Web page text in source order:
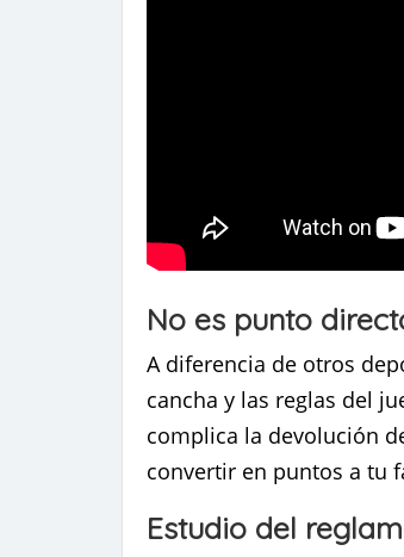
No es punto
A diferencia de otros
cancha y las reglas del
complica la devolución
convertir en puntos a tu
Estudio del